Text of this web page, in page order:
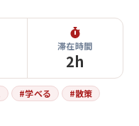
滞在時間
2h
#学べる #散策